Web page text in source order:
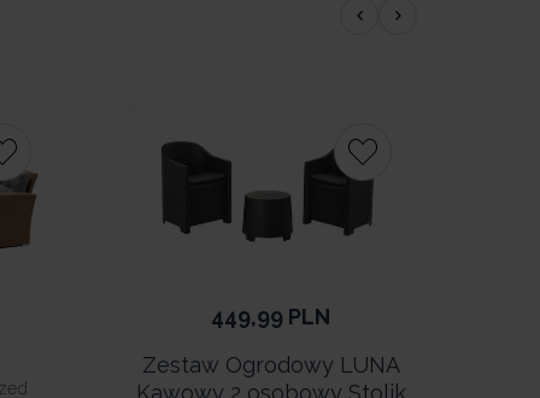
449,99 PLN
Zestaw Ogrodowy LUNA
Kawowy 2 osobowy Stolik